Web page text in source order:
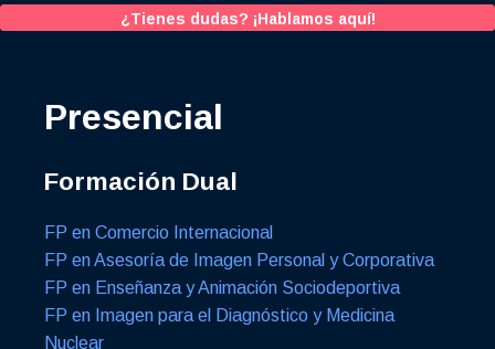
¿Tienes dudas? ¡Hablamos aquí!
Presencial
Formación Dual
FP en Comercio Internacional
FP en Asesoría de Imagen Personal y Corporativa
FP en Enseñanza y Animación Sociodeportiva
FP en Imagen para el Diagnóstico y Medicina
Nuclear